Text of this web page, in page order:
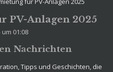
PV-Anlagen 2025
01:08
Nachrichten
Tipps und Geschichten, die